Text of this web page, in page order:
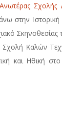
Ανωτέρας Σχολής
στην
Σχολή Καλών
και Ηθική